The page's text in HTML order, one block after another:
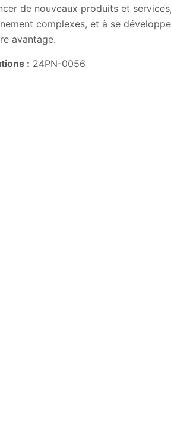
de nouveaux produits et
complexes, et à se
avantage.
: 24PN-0056